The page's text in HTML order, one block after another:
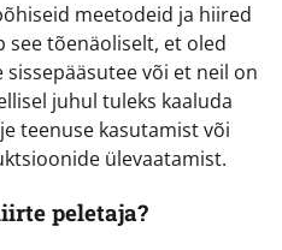
meetodeid ja hiired
see tõenäoliselt, et oled
või et neil on
juhul tuleks kaaluda
teenuse kasutamist või
ülevaatamist.
peletaja?